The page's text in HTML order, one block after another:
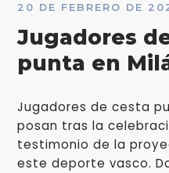
20 DE FEBRERO DE
Jugadores
punta en
Jugadores de cesta
posan tras la
testimonio de la
este deporte vasco.